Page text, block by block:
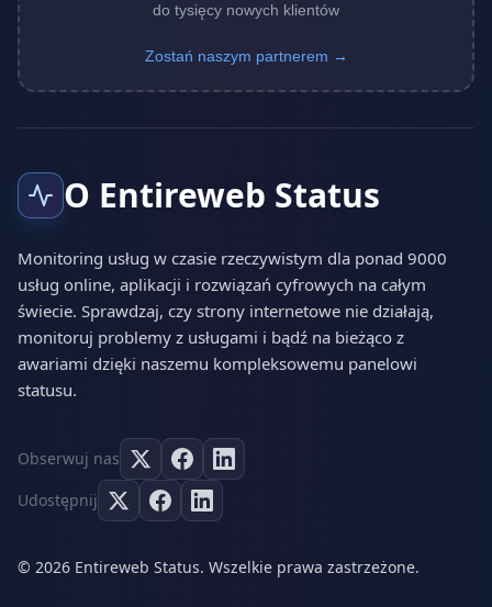
do tysięcy nowych klientów
Zostań naszym partnerem →
O Entireweb Status
Monitoring usług w czasie rzeczywistym dla ponad 9000
usług online, aplikacji i rozwiązań cyfrowych na całym
świecie. Sprawdzaj, czy strony internetowe nie działają,
monitoruj problemy z usługami i bądź na bieżąco z
awariami dzięki naszemu kompleksowemu panelowi
statusu.
Obserwuj nas
Udostępnij
© 2026 Entireweb Status. Wszelkie prawa zastrzeżone.